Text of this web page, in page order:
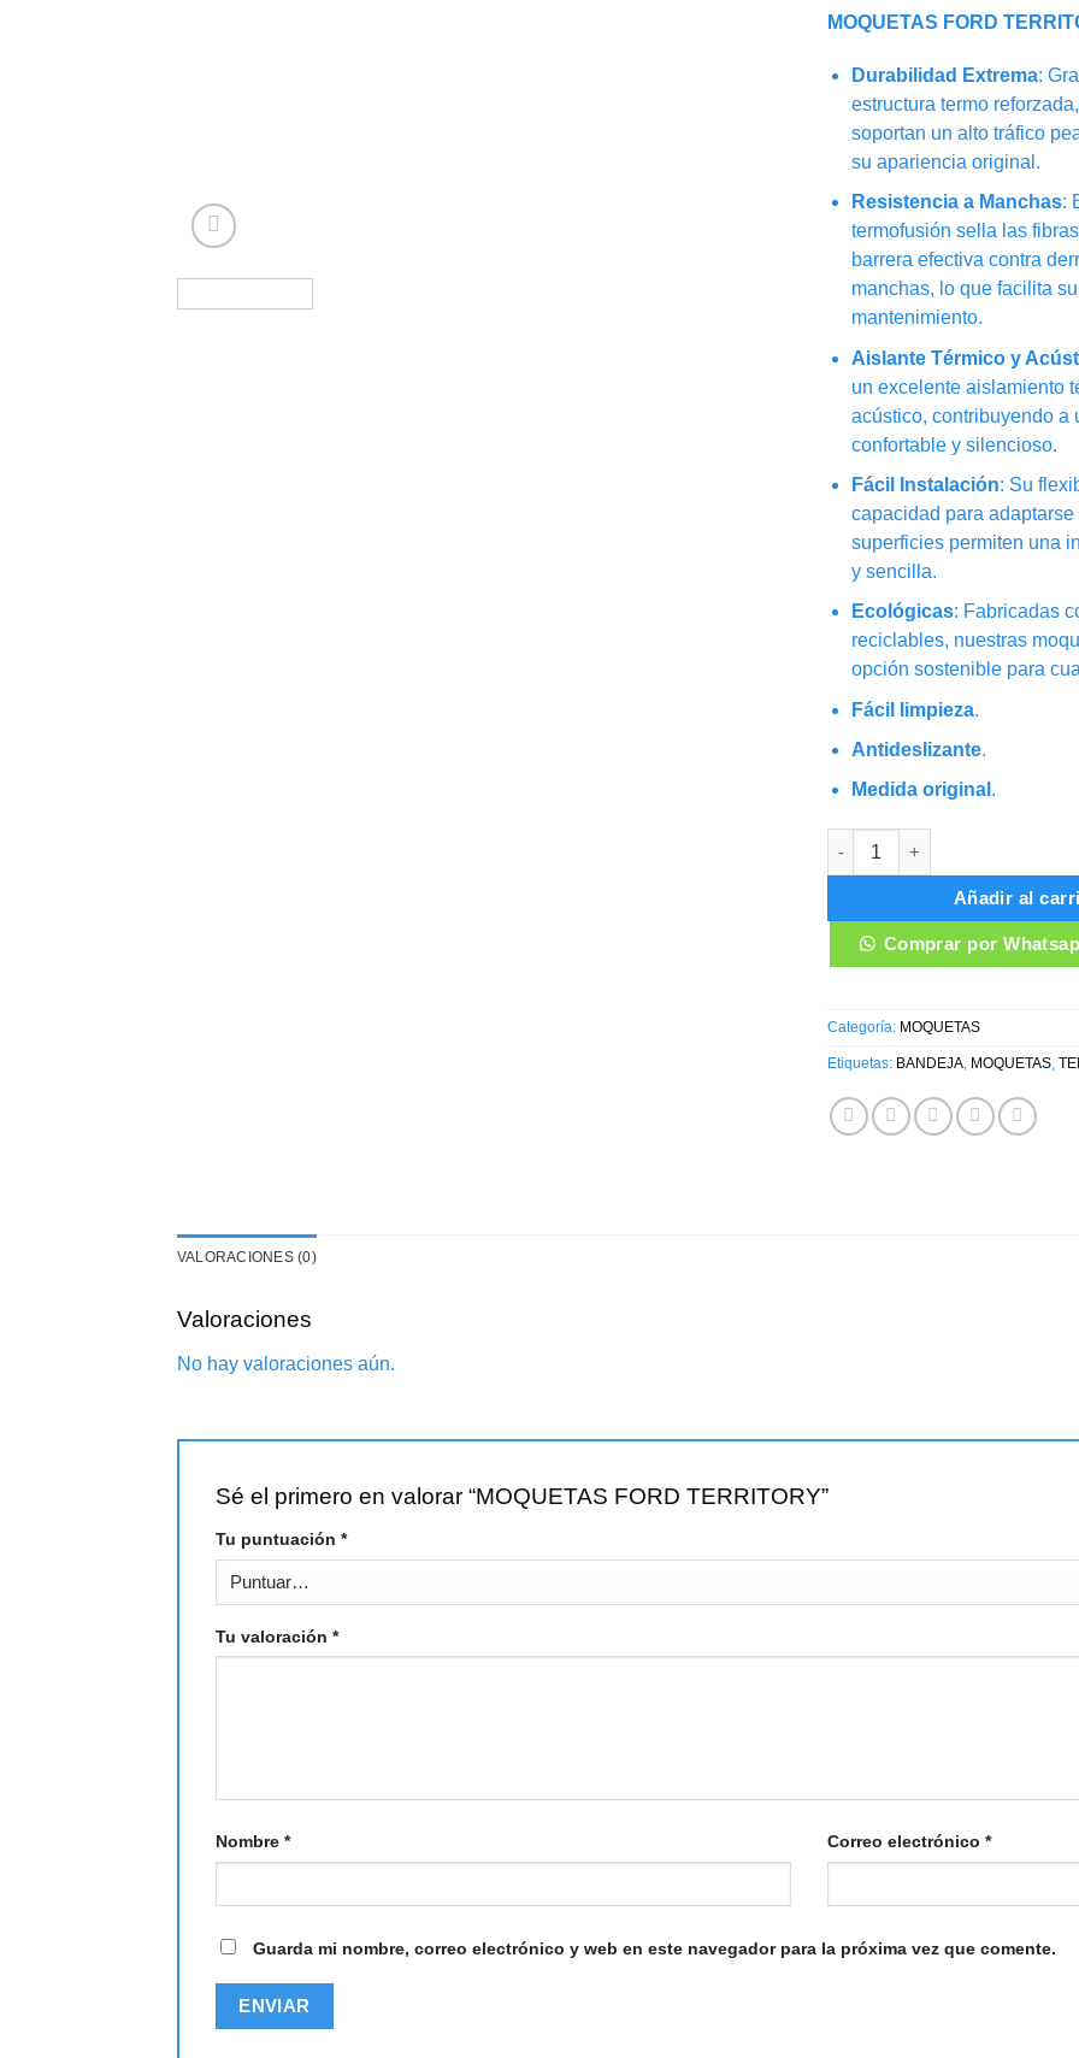
MOQUETAS FORD
Durabilidad Extrema:
estructura termo
soportan un alto tráfico
su apariencia original.
Resistencia a Manchas:
termofusión sella las
barrera efectiva contra
manchas, lo que facilita
mantenimiento.
Aislante Térmico y
un excelente aislamiento
acústico, contribuyendo a
confortable y silencioso.
Fácil Instalación: Su
capacidad para adaptarse
superficies permiten una
y sencilla.
Ecológicas: Fabricadas
reciclables, nuestras
opción sostenible para
Fácil limpieza.
Antideslizante.
Medida original .
MOQUETAS FORD
Añadir al
Comprar por
Categoría: MOQUETAS
Etiquetas: BANDEJA, MOQUETAS,
VALORACIONES (0)
Valoraciones
No hay valoraciones aún.
Sé el primero en valorar “MOQUETAS FORD TERRITORY”
Tu puntuación *
Tu valoración *
Nombre * Correo electrónico *
Guarda mi nombre, correo electrónico y web en este navegador para la próxima vez que comente.